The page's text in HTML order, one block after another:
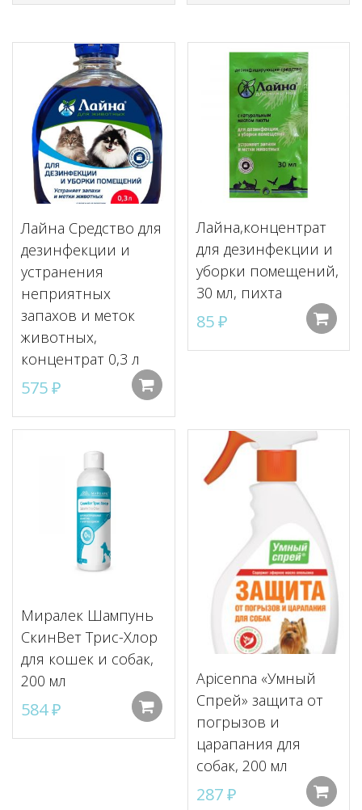
Лайна Средство для
дезинфекции и
устранения
неприятных
запахов и меток
животных,
концентрат 0,3 л
575₽
Лайна,концентрат
для дезинфекции и
уборки помещений,
30 мл, пихта
85₽
Миралек Шампунь
СкинВет Трис-Хлор
для кошек и собак,
200 мл
584₽ Добавить в корзину
Apicenna «Умный
Спрей» защита от
погрызов и
царапания для
собак, 200 мл
287₽